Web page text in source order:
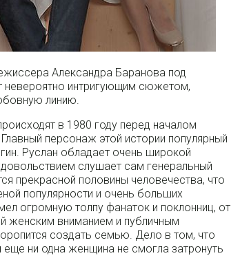
Александра Баранова под
невероятно интригующим сюжетом,
линию.
в 1980 году перед началом
персонаж этой истории популярный
Руслан обладает очень широкой
слушает сам генеральный
прекрасной половины человечества, что
популярности и очень больших
огромную толпу фанаток и поклонниц, от
женским вниманием и публичным
создать семью. Дело в том, что
ни одна женщина не смогла затронуть